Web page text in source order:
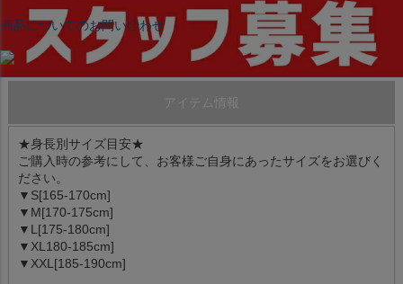
商品についてのお問い合わせ
アイテム情報
★身長別サイズ目安★
ご購入時の参考にして、お客様ご自身にあったサイズをお選びく
ださい。
▼S[165-170cm]
▼M[170-175cm]
▼L[175-180cm]
▼XL180-185cm]
▼XXL[185-190cm]